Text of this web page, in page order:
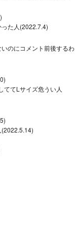
た人(2022.7.4)
のにコメント前後するわ
ててLサイズ危うい人